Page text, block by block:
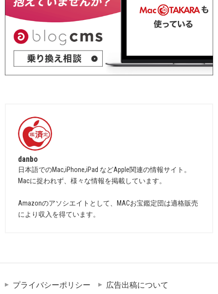
danbo
日本語でのMac,iPhone,iPad などApple関連の情報サイト。
Macに捉われず、様々な情報を掲載しています。
Amazonのアソシエイトとして、MACお宝鑑定団は適格販売
により収入を得ています。
プライバシーポリシー
広告出稿について